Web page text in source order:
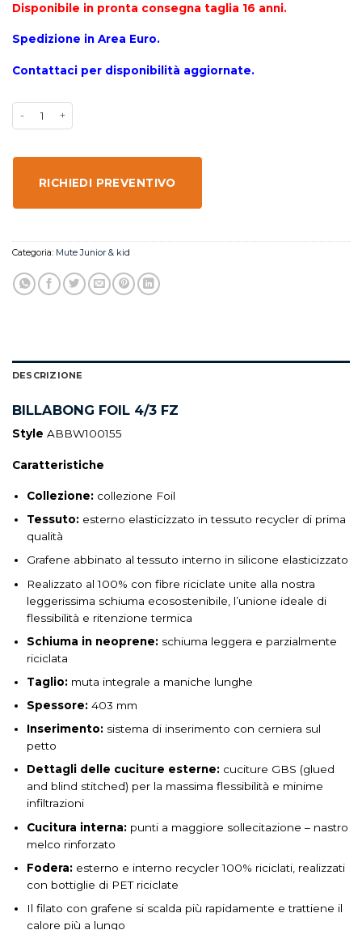
Disponibile in pronta consegna taglia 16 anni.
Spedizione in Area Euro.
Contattaci per disponibilità aggiornate.
RICHIEDI PREVENTIVO
Categoria: Mute Junior & kid
DESCRIZIONE
BILLABONG FOIL 4/3 FZ
Style ABBW100155
Caratteristiche
Collezione:collezione Foil
Tessuto:esterno elasticizzato in tessuto recycler di prima
qualità
Grafene abbinato al tessuto interno in silicone elasticizzato
Realizzato al 100% con fibre riciclate unite alla nostra
leggerissima schiuma ecosostenibile, l’unione ideale di
flessibilità e ritenzione termica
Schiuma in neoprene:schiuma leggera e parzialmente
riciclata
Taglio:muta integrale a maniche lunghe
Spessore:403 mm
Inserimento:sistema di inserimento con cerniera sul
petto
Dettagli delle cuciture esterne:cuciture GBS (glued
and blind stitched) per la massima flessibilità e minime
infiltrazioni
Cucitura interna:punti a maggiore sollecitazione – nastro
melco rinforzato
Fodera:esterno e interno recycler 100% riciclati, realizzati
con bottiglie di PET riciclate
Il filato con grafene si scalda più rapidamente e trattiene il
calore più a lungo